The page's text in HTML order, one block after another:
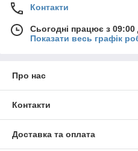
Контакти
Сьогодні працює з 09:00
Показати весь графік
Про нас
Контакти
Доставка та оплата